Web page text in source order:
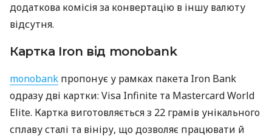
додаткова комісія за конвертацію в іншу валюту
відсутня.
Картка Iron від monobank
monobank пропонує у рамках пакета Iron Bank
одразу дві картки: Visa Infinite та Mastercard World
Elite. Картка виготовляється з 22 грамів унікального
сплаву сталі та вініру, що дозволяє працювати й